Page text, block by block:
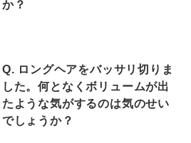
か？
Q. ロングヘアをバッサリ切りま
した。何となくボリュームが出
たような気がするのは気のせい
でしょうか？